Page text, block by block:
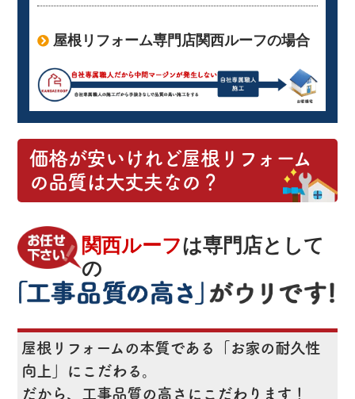
屋根リフォーム専門店関西ルーフの場合
価格が安いけれど屋根リフォーム
の品質は大丈夫なの？
関西ルーフは専門店として
の
屋根リフォームの本質である「お家の耐久性
向上」にこだわる。
だから、工事品質の高さにこだわります！